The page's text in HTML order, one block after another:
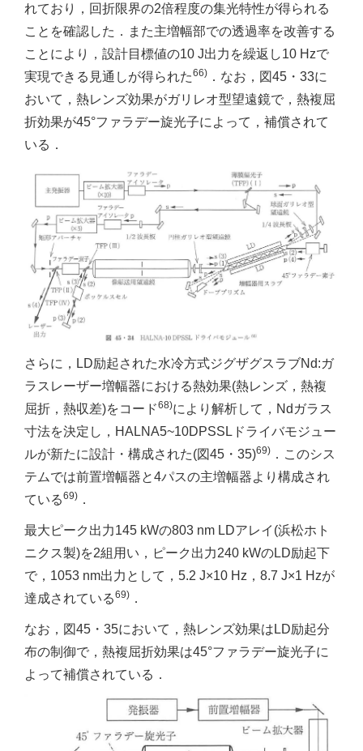
れており，回折限界の2倍程度の集光特性が得られる
ことを確認した．また主増幅部での透過率を改善する
ことにより，設計目標値の10 J出力を繰返し10 Hzで
実現できる見通しが得られた66) ．なお，図45・33に
おいて，熱レンズ効果がガリレオ型望遠鏡で，熱複屈
折効果が45°ファラデー旋光子によって，補償されて
いる．
さらに，LD励起された水冷方式ジグザグスラブNd:ガ
ラスレーザー増幅器における熱効果(熱レンズ，熱複
屈折，熱収差)をコード68)により解析して，Ndガラス
寸法を決定し，HALNA5~10DPSSLドライバモジュー
ルが新たに設計・構成された(図45・35)69) ．このシス
テムでは前置増幅器と4パスの主増幅器より構成され
ている69) ．
最大ピーク出力145 kWの803 nm LDアレイ(浜松ホト
ニクス製)を2組用い，ピーク出力240 kWのLD励起下
で，1053 nm出力として，5.2 J×10 Hz，8.7 J×1 Hzが
達成されている69) ．
なお，図45・35において，熱レンズ効果はLD励起分
布の制御で，熱複屈折効果は45°ファラデー旋光子に
よって補償されている．